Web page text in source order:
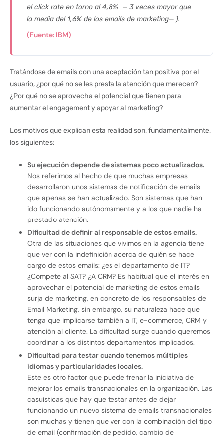
el click rate en torno al 4,8% — 3 veces mayor que
la media del 1,6% de los emails de marketing— ).
(Fuente: IBM)
Tratándose de emails con una aceptación tan positiva por el
usuario, ¿por qué no se les presta la atención que merecen?
¿Por qué no se aprovecha el potencial que tienen para
aumentar el engagement y apoyar al marketing?
Los motivos que explican esta realidad son, fundamentalmente,
los siguientes:
Su ejecución depende de sistemas poco actualizados.
Nos referimos al hecho de que muchas empresas
desarrollaron unos sistemas de notificación de emails
que apenas se han actualizado. Son sistemas que han
ido funcionando autónomamente y a los que nadie ha
prestado atención.
Dificultad de definir al responsable de estos emails.
Otra de las situaciones que vivimos en la agencia tiene
que ver con la indefinición acerca de quién se hace
cargo de estos emails: ¿es el departamento de IT?
¿Compete al SAT? ¿A CRM? Es habitual que el interés en
aprovechar el potencial de marketing de estos emails
surja de marketing, en concreto de los responsables de
Email Marketing, sin embargo, su naturaleza hace que
tenga que implicarse también a IT, e-commerce, CRM y
atención al cliente. La dificultad surge cuando queremos
coordinar a los distintos departamentos implicados.
Dificultad para testar cuando tenemos múltiples
idiomas y particularidades locales.
Este es otro factor que puede frenar la iniciativa de
mejorar los emails transnacionales en la organización. Las
casuísticas que hay que testar antes de dejar
funcionando un nuevo sistema de emails transnacionales
son muchas y tienen que ver con la combinación del tipo
de email (confirmación de pedido, cambio de